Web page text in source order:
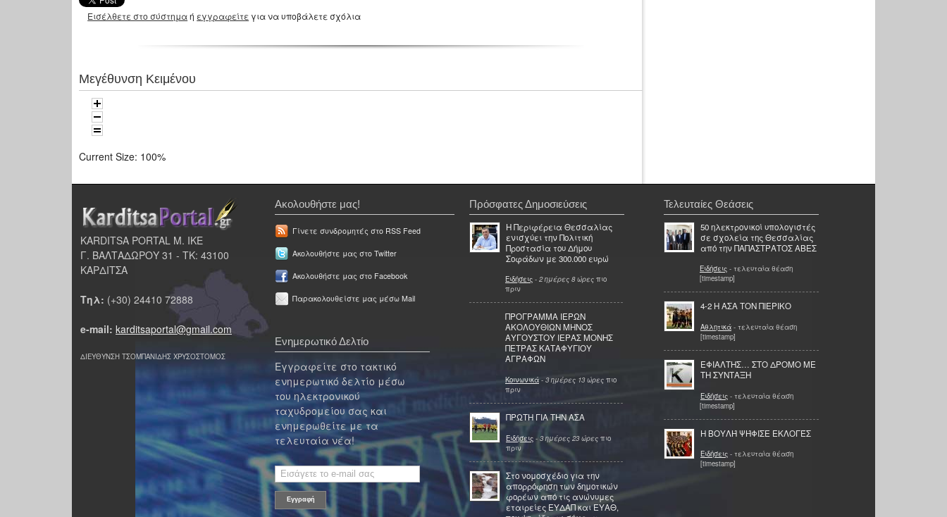
Εισέλθετε στο σύστημαή εγγραφείτε για να υποβάλετε σχόλια
Μεγέθυνση Κειμένου
Current Size: 100%
KARDITSA PORTAL Μ. ΙΚΕ
Γ. ΒΑΛΤΑΔΩΡΟΥ 31 - ΤΚ: 43100
ΚΑΡΔΙΤΣΑ
Τηλ: (+30) 24410 72888
e-mail: karditsaportal@gmail.com
ΔΙΕΥΘΥΝΣΗ ΤΣΟΜΠΑΝΙΔΗΣ ΧΡΥΣΟΣΤΟΜΟΣ
Ακολουθήστε μας!
Γίνετε συνδρομητές στο RSS Feed
Ακολουθήστε μας στο Twitter
Ακολουθήστε μας στο Facebook
Παρακολουθείστε μας μέσω Mail
Ενημερωτικό Δελτίο
Εγγραφείτε στο τακτικό
ενημερωτικό δελτίο μέσω
του ηλεκτρονικού
ταχυδρομείου σας και
ενημερωθείτε με τα
τελευταία νέα!
Πρόσφατες Δημοσιεύσεις
Η Περιφέρεια Θεσσαλίας
ενισχύει την Πολιτική
Προστασία του Δήμου
Σοφάδων με 300.000 ευρώ
Ειδήσεις - 2 ημέρες 8 ώρες πιο
πριν
ΠΡΟΓΡΑΜΜΑ ΙΕΡΩΝ
ΑΚΟΛΟΥΘΙΩΝ ΜΗΝΟΣ
ΑΥΓΟΥΣΤΟΥ ΙΕΡΑΣ ΜΟΝΗΣ
ΠΕΤΡΑΣ ΚΑΤΑΦΥΓΙΟΥ
ΑΓΡΑΦΩΝ
Κοινωνικά - 3 ημέρες 13 ώρες πιο
πριν
ΠΡΩΤΗ ΓΙΑ ΤΗΝ ΑΣΑ
Ειδήσεις - 3 ημέρες 23 ώρες πιο
πριν
Στο νομοσχέδιο για την
απορρόφηση των δημοτικών
φορέων από τις ανώνυμες
εταιρείες ΕΥΔΑΠ και ΕΥΑΘ,
Τελευταίες Θεάσεις
50 ηλεκτρονικοί υπολογιστές
σε σχολεία της Θεσσαλίας
από την ΠΑΠΑΣΤΡΑΤΟΣ ΑΒΕΣ
Ειδήσεις - τελευταία θέαση
[timestamp]
4-2 Η ΑΣΑ ΤΟΝ ΠΙΕΡΙΚΟ
Αθλητικά - τελευταία θέαση
[timestamp]
ΕΦΙΑΛΤΗΣ… ΣΤΟ ΔΡΟΜΟ ΜΕ
ΤΗ ΣΥΝΤΑΞΗ
Ειδήσεις - τελευταία θέαση
[timestamp]
Η ΒΟΥΛΉ ΨΉΦΙΣΕ ΕΚΛΟΓΈΣ
Ειδήσεις - τελευταία θέαση
[timestamp]